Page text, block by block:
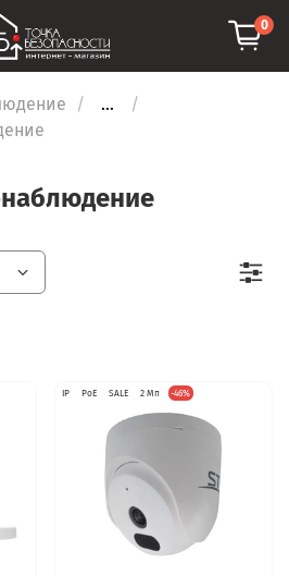
0
...
IP PoE SALE 2 Мп -46%